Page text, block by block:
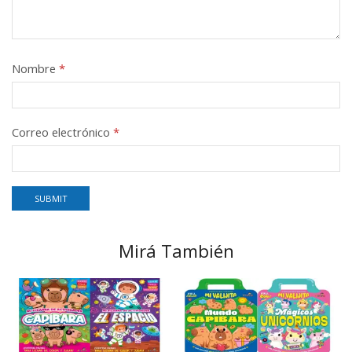
Nombre *
Correo electrónico *
Mirá También